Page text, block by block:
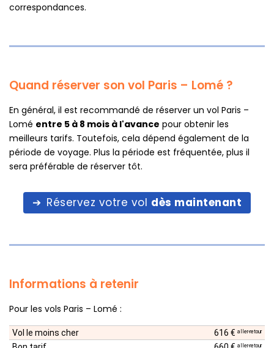
correspondances.
Quand réserver son vol Paris – Lomé ?
En général, il est recommandé de réserver un vol Paris –
Lomé entre 5 à 8 mois à l'avance pour obtenir les
meilleurs tarifs. Toutefois, cela dépend également de la
période de voyage. Plus la période est fréquentée, plus il
sera préférable de réserver tôt.
Réservez votre vol dès maintenant
Informations à retenir
Pour les vols Paris – Lomé :
Vol le moins cher 616 € aller-retour
aller-retour